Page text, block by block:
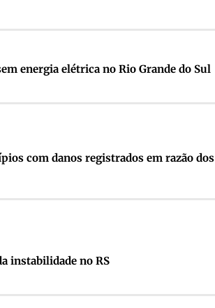
energia elétrica no Rio Grande do Sul
com danos registrados em razão dos
instabilidade no RS